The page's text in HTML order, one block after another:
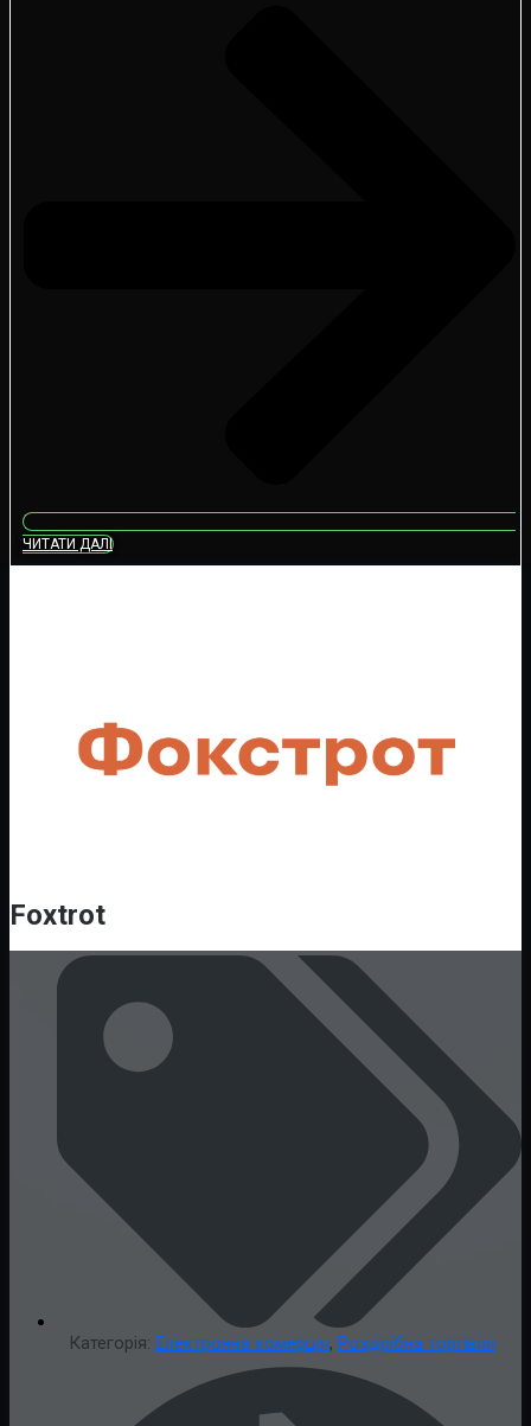
ЧИТАТИ ДАЛІ
Foxtrot
Категорія: Електронна комерція, Роздрібна торгівля